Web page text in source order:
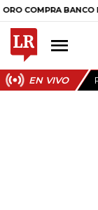
BANCO DE LA
EN VIVO